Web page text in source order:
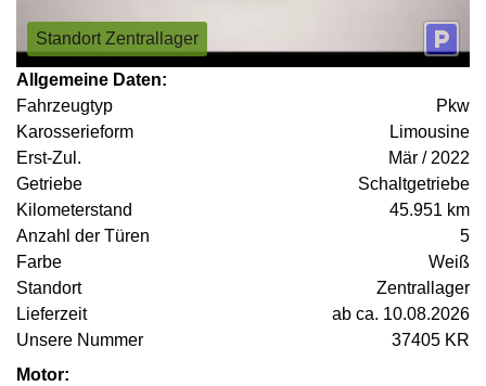
Standort Zentrallager
Allgemeine Daten:
Fahrzeugtyp
Pkw
Karosserieform
Limousine
Erst-Zul.
Mär / 2022
Getriebe
Schaltgetriebe
Kilometerstand
45.951 km
Anzahl der Türen
5
Farbe
Weiß
Standort
Zentrallager
Lieferzeit
ab ca. 10.08.2026
Unsere Nummer
37405 KR
Motor: